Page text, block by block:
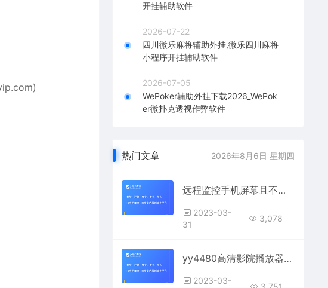
开挂辅助软件
2026-07-22
四川微乐麻将辅助外挂,微乐四川麻将
小程序开挂辅助软件
2026-07-05
WePoker辅助外挂下载2026_WePok
er微扑克透视作弊软件
热门文章 2026年8月6日 星期四
远程监控手机屏幕且不被发现
2023-03-
31
3,078
yy4480高清影院播放器不限次数播放，震惊：竟然随时观看
2023-03-